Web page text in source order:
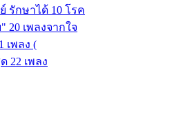
รักษาได้ 10 โรค
20 เพลงจากใจ
เพลง (
22 เพลง